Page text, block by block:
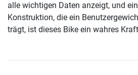
alle wichtigen Daten anzeigt, und
Konstruktion, die ein
trägt, ist dieses Bike ein wahres